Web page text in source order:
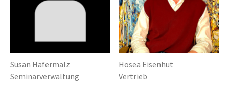
Susan Hafermalz
Seminarverwaltung
Hosea Eisenhut
Vertrieb